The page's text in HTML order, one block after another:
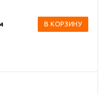
В КОРЗИНУ